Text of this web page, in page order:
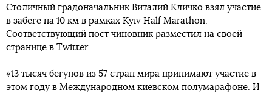
Столичный градоначальник Виталий Кличко взял участие
в забеге на 10 км в рамках Kyiv Half Marathon.
Соответствующий пост чиновник разместил на своей
странице в Twitter.
«13 тысяч бегунов из 57 стран мира принимают участие в
этом году в Международном киевском полумарафоне. И